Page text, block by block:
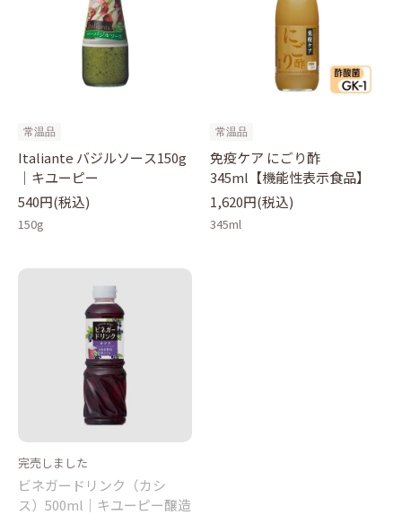
常温品
Italiante バジルソース150g
｜キユーピー
540円(税込)
150g
常温品
免疫ケア にごり酢
345ml【機能性表示食品】
1,620円(税込)
345ml
完売しました
ビネガードリンク（カシ
ス）500ml｜キユーピー醸造